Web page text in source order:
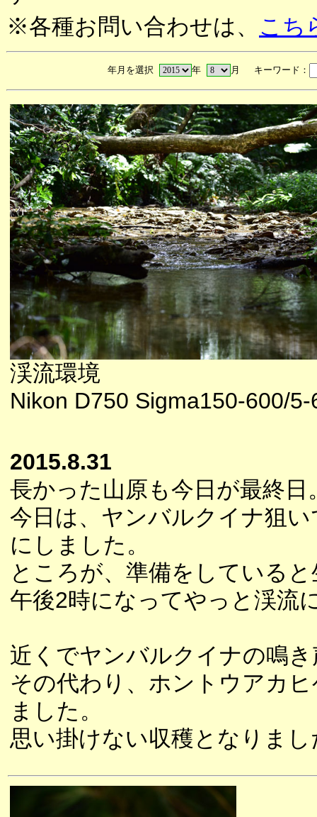
※各種お問い合わせは、 こち
年月を選択 年 月 キーワード：
渓流環境
Nikon D750 Sigma150-600/5-
2015.8.31
長かった山原も今日が最終日
今日は、ヤンバルクイナ狙
にしました。
ところが、準備をしている
午後2時になってやっと渓流
近くでヤンバルクイナの鳴
その代わり、ホントウアカ
ました。
思い掛けない収穫となりまし